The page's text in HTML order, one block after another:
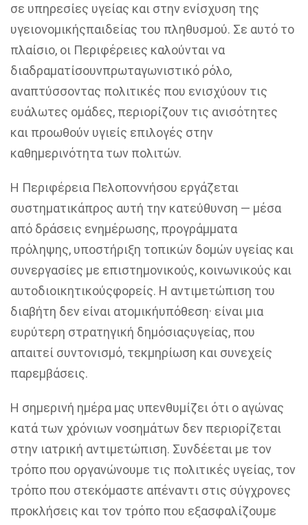
σε υπηρεσίες υγείας και στην ενίσχυση της
υγειονοµικήςπαιδείας του πληθυσµού. Σε αυτό το
πλαίσιο, οι Περιφέρειες καλούνται να
διαδραµατίσουνπρωταγωνιστικό ρόλο,
αναπτύσσοντας πολιτικές που ενισχύουν τις
ευάλωτες οµάδες, περιορίζουν τις ανισότητες
και προωθούν υγιείς επιλογές στην
καθηµερινότητα των πολιτών.
Η Περιφέρεια Πελοποννήσου εργάζεται
συστηµατικάπρος αυτή την κατεύθυνση — µέσα
από δράσεις ενηµέρωσης, προγράµµατα
πρόληψης, υποστήριξη τοπικών δοµών υγείας και
συνεργασίες µε επιστηµονικούς, κοινωνικούς και
αυτοδιοικητικούςφορείς. Η αντιµετώπιση του
διαβήτη δεν είναι ατοµικήυπόθεση· είναι µια
ευρύτερη στρατηγική δηµόσιαςυγείας, που
απαιτεί συντονισµό, τεκµηρίωση και συνεχείς
παρεµβάσεις.
Η σηµερινή ηµέρα µας υπενθυµίζει ότι ο αγώνας
κατά των χρόνιωννοσηµάτων δεν περιορίζεται
στην ιατρική αντιµετώπιση. Συνδέεται µε τον
τρόπο που οργανώνουµε τις πολιτικές υγείας, τον
τρόπο που στεκόµαστε απέναντι στις σύγχρονες
προκλήσεις και τον τρόπο που εξασφαλίζουµε